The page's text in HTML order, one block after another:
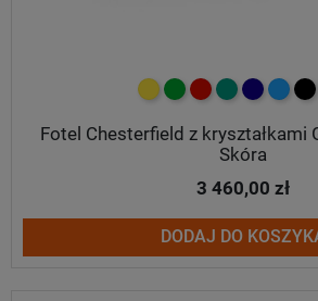
żółtyzielonyczerwony
turkusowy
Fotel Chesterfield z kryształkami
Skóra
3 460,00 zł
DODAJ DO